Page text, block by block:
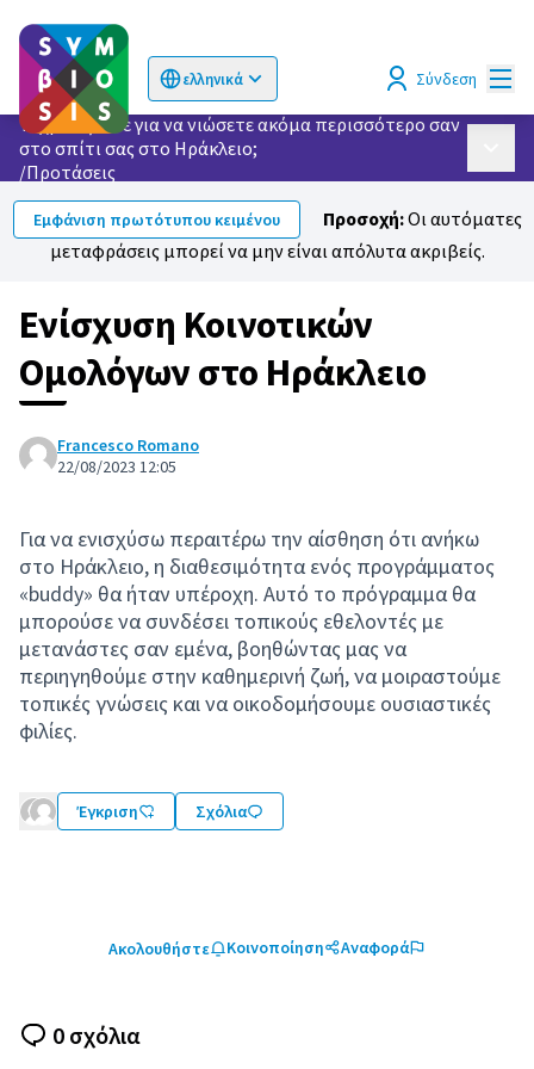
ελληνικά
Choose language Επιλογή γλώσσας Σύνδεση
Τι χρειάζεστε για να νιώσετε ακόμα περισσότερο σαν
στο σπίτι σας στο Ηράκλειο;
/Προτάσεις
Εμφάνιση πρωτότυπου κειμένου Προσοχή:Οι αυτόματες
μεταφράσεις μπορεί να μην είναι απόλυτα ακριβείς.
Ενίσχυση Κοινοτικών
Ομολόγων στο Ηράκλειο
Francesco Romano
22/08/2023 12:05
Για να ενισχύσω περαιτέρω την αίσθηση ότι ανήκω
στο Ηράκλειο, η διαθεσιμότητα ενός προγράμματος
«buddy» θα ήταν υπέροχη. Αυτό το πρόγραμμα θα
μπορούσε να συνδέσει τοπικούς εθελοντές με
μετανάστες σαν εμένα, βοηθώντας μας να
περιηγηθούμε στην καθημερινή ζωή, να μοιραστούμε
τοπικές γνώσεις και να οικοδομήσουμε ουσιαστικές
φιλίες.
Έγκριση Σχόλια
Ακολουθήστε Κοινοποίηση Αναφορά
0 σχόλια